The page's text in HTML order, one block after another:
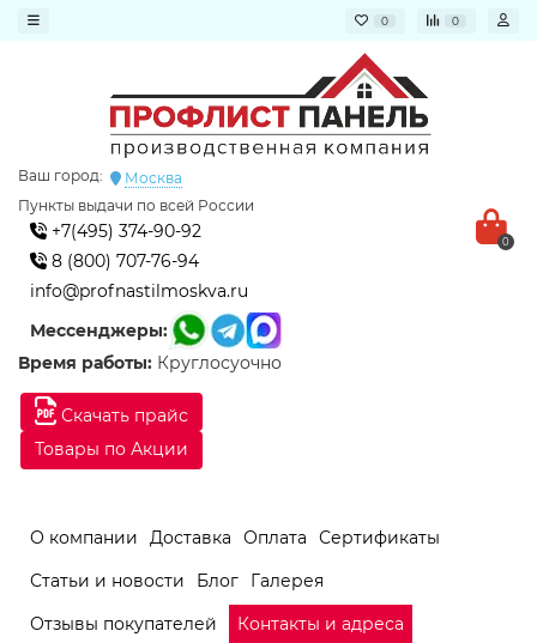
0 0
Скачать прайс
Товары по Акции
Ваш город:
Москва
Пункты выдачи по всей России
+7(495) 374-90-92
8 (800) 707-76-94
info@profnastilmoskva.ru
Мессенджеры:
Время работы: Круглосуочно
0
О компании Доставка Оплата
Сертификаты
Статьи и новости
Блог
Галерея
Отзывы покупателей
Контакты и адреса